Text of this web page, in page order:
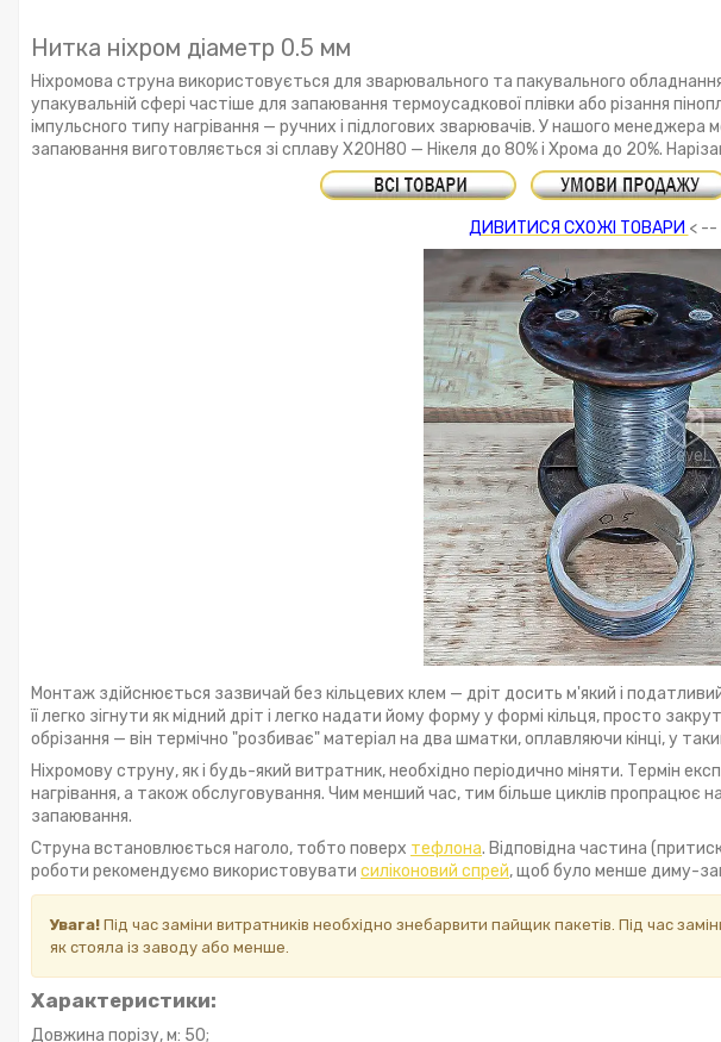
Нитка ніхром діаметр 0.5 мм
Ніхромова струна використовується для зварювального та пакувального
упакувальній сфері частіше для запаювання термоусадкової плівки або різання
імпульсного типу нагрівання — ручних і підлогових зварювачів. У нашого менеджера
запаювання виготовляється зі сплаву Х20Н80 — Нікеля до 80% і Хрома до 20%.
ДИВИТИСЯ СХОЖІ ТОВАРИ <
Монтаж здійснюється зазвичай без кільцевих клем — дріт досить м'який і податливий
її легко зігнути як мідний дріт і легко надати йому форму у формі кільця, просто
обрізання — він термічно "розбиває" матеріал на два шматки, оплавляючи кінці, у
Ніхромову струну, як і будь-який витратник, необхідно періодично міняти. Термін
нагрівання, а також обслуговування. Чим менший час, тим більше циклів пропрацює
запаювання.
Струна встановлюється наголо, тобто поверх тефлона. Відповідна частина
роботи рекомендуємо використовувати силіконовий спрей, щоб було менше диму-
Увага! Під час заміни витратників необхідно знебарвити пайщик пакетів. Під час
як стояла із заводу або менше.
Характеристики:
Довжина порізу, м: 50;